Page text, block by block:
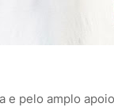
pelo amplo